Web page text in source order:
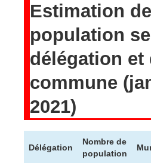
Estimation
population
délégation et
commune
2021)
Délégation
Nombre de
population